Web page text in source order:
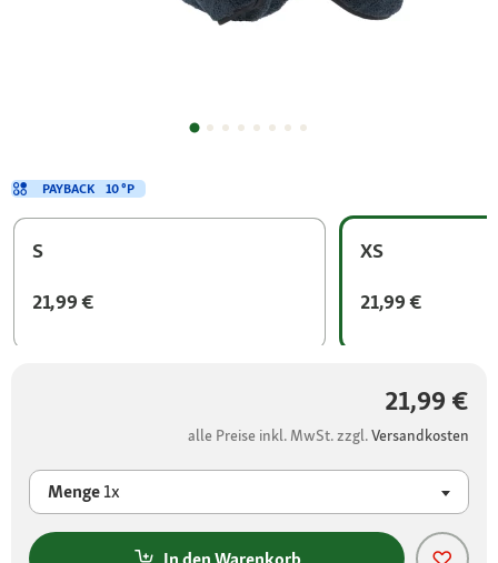
S
21,99 €
XS
21,99 €
21,99 €
alle Preise inkl. MwSt. zzgl.Versandkosten
Menge1x
PAYBACK 10 °P